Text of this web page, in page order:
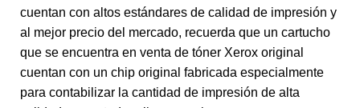
cuentan con altos estándares de calidad de impresión y
al mejor precio del mercado, recuerda que un cartucho
que se encuentra en venta de tóner Xerox original
cuentan con un chip original fabricada especialmente
para contabilizar la cantidad de impresión de alta